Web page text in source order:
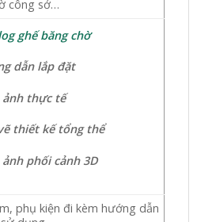
công sở…
ghế băng chờ
dẫn lắp đặt
ảnh thực tế
thiết kế tổng thể
phối cảnh 3D
phụ kiện đi kèm hướng dẫn